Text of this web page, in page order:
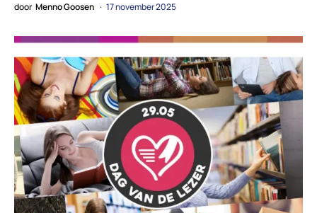
door Menno Goosen 17 november 2025